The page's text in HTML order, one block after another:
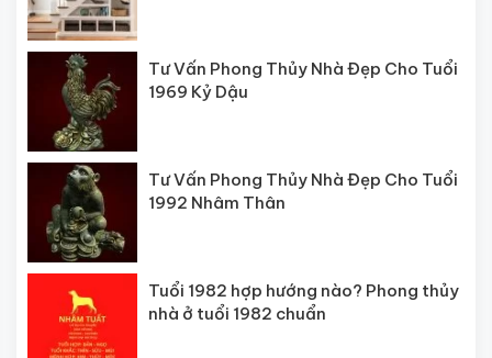
Tư Vấn Phong Thủy Nhà Đẹp Cho Tuổi
1969 Kỷ Dậu
Tư Vấn Phong Thủy Nhà Đẹp Cho Tuổi
1992 Nhâm Thân
Tuổi 1982 hợp hướng nào? Phong thủy
nhà ở tuổi 1982 chuẩn